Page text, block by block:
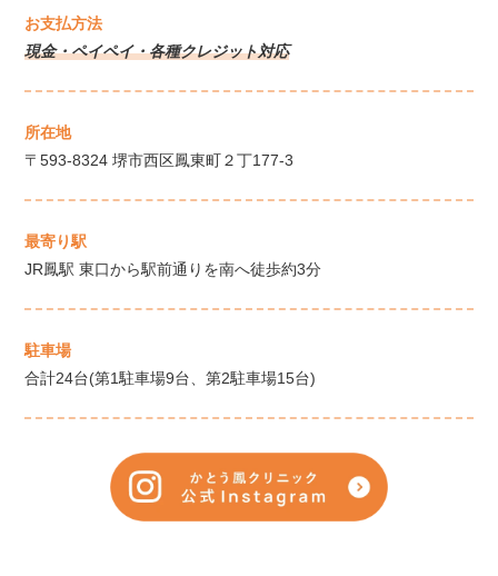
お支払方法
現金・ペイペイ・各種クレジット対応
所在地
〒593-8324 堺市西区鳳東町２丁177-3
最寄り駅
JR鳳駅 東口から駅前通りを南へ徒歩約3分
駐車場
合計24台(第1駐車場9台、第2駐車場15台)